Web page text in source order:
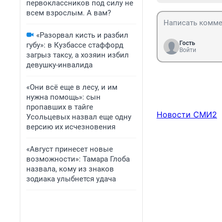
первоклассников под силу не
всем взрослым. А вам?
«Разорвал кисть и разбил
губу»: в Кузбассе стаффорд
загрыз таксу, а хозяин избил
девушку-инвалида
«Они всё еще в лесу, и им
нужна помощь»: сын
пропавших в тайге
Усольцевых назвал еще одну
версию их исчезновения
«Август принесет новые
возможности»: Тамара Глоба
назвала, кому из знаков
зодиака улыбнется удача
Гость
Войти
Новости СМИ2